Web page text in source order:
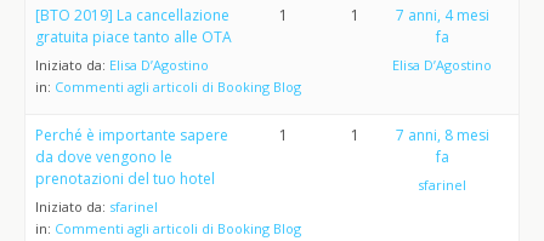
[BTO 2019] La cancellazione
gratuita piace tanto alle OTA
Iniziato da: Elisa D’Agostino
in: Commenti agli articoli di Booking Blog
1 1
7 anni, 4 mesi
fa
Elisa D’Agostino
Perché è importante sapere
da dove vengono le
prenotazioni del tuo hotel
Iniziato da: sfarinel
in: Commenti agli articoli di Booking Blog
1 1
7 anni, 8 mesi
fa
sfarinel